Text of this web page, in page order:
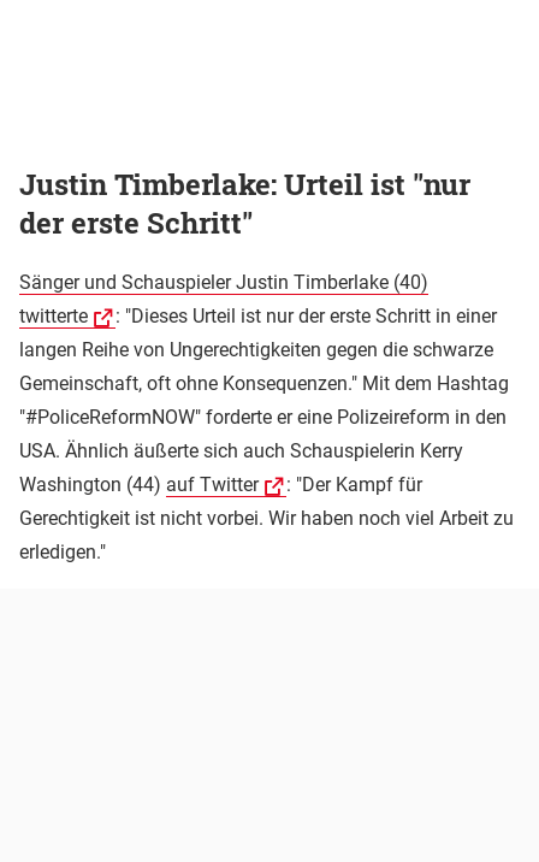
Justin Timberlake: Urteil ist "nur
der erste Schritt"
Sänger und Schauspieler Justin Timberlake (40)
twitterte
: "Dieses Urteil ist nur der erste Schritt in einer
langen Reihe von Ungerechtigkeiten gegen die schwarze
Gemeinschaft, oft ohne Konsequenzen." Mit dem Hashtag
"#PoliceReformNOW" forderte er eine Polizeireform in den
USA. Ähnlich äußerte sich auch Schauspielerin Kerry
Washington (44) auf Twitter
: "Der Kampf für
Gerechtigkeit ist nicht vorbei. Wir haben noch viel Arbeit zu
erledigen."